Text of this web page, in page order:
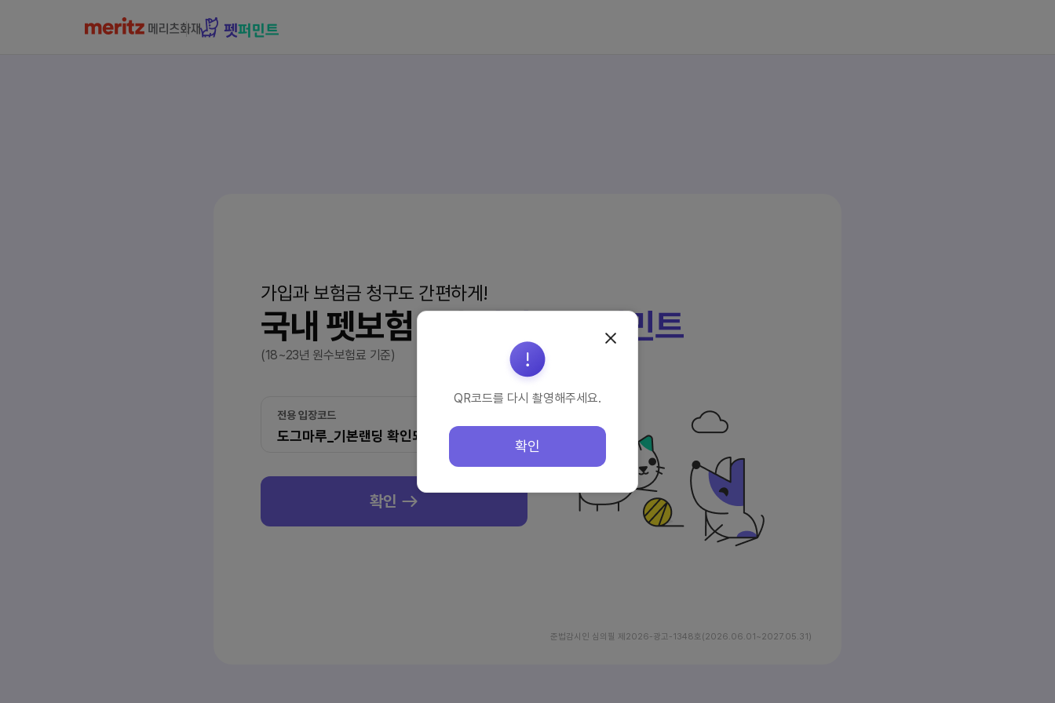
가입과 보험금 청구도 간편하게!
국내 펫보험 1위메리츠 펫퍼민트
(18~23년 원수보험료 기준)
전용 입장코드
도그마루_기본랜딩 확인되었습니다.
확인
준법감시인 심의필 제2026-광고-1348호(2026.06.01~2027.05.31)
QR코드를 다시 촬영해주세요.
확인